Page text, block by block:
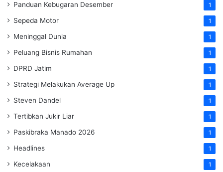
Panduan Kebugaran Desember 1
Sepeda Motor 1
Meninggal Dunia 1
Peluang Bisnis Rumahan 1
DPRD Jatim 1
Strategi Melakukan Average Up 1
Steven Dandel 1
Tertibkan Jukir Liar 1
Paskibraka Manado 2026 1
Headlines 1
Kecelakaan 1